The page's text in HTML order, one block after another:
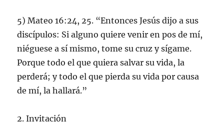
5) Mateo 16:24, 25. “Entonces Jesús dijo a sus
discípulos: Si alguno quiere venir en pos de mí,
niéguese a sí mismo, tome su cruz y sígame.
Porque todo el que quiera salvar su vida, la
perderá; y todo el que pierda su vida por causa
de mí, la hallará.”
2. Invitación